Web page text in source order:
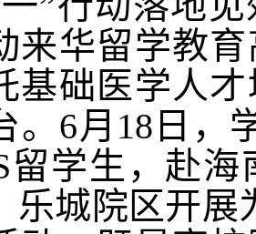
来华留学教
基础医学人
。6月18日，
留学生，赴
乐城院区开展